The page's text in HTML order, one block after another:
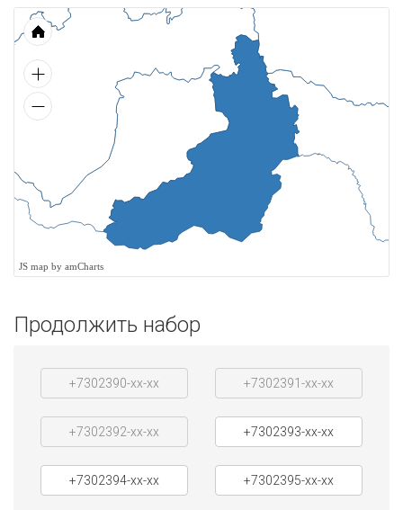
JS map by amCharts
Продолжить набор
+7302390-xx-xx +7302391-xx-xx
+7302392-xx-xx +7302393-xx-xx
+7302394-xx-xx +7302395-xx-xx